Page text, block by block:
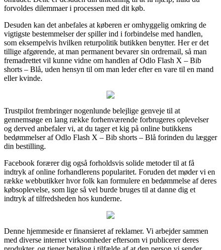
forvoldes dilemmaer i processen med dit køb.
Desuden kan det anbefales at køberen er omhyggelig omkring de
vigtigste bestemmelser der spiller ind i forbindelse med handlen,
som eksempelvis hvilken returpolitik butikken benytter. Her er det
tillige afgørende, at man permanent bevarer sin ordremail, så man
fremadrettet vil kunne vidne om handlen af Odlo Flash X – Bib
shorts – Blå, uden hensyn til om man leder efter en vare til en mand
eller kvinde.
Trustpilot frembringer nogenlunde belejlige genveje til at
gennemsøge en lang række forhenværende forbrugeres oplevelser
og derved anbefaler vi, at du tager et kig på online butikkens
bedømmelser af Odlo Flash X – Bib shorts – Blå forinden du lægger
din bestilling.
Facebook forærer dig også forholdsvis solide metoder til at få
indtryk af online forhandlerens popularitet. Foruden det møder vi en
række webbutikker hvor folk kan formulere en bedømmelse af deres
købsoplevelse, som lige så vel burde bruges til at danne dig et
indtryk af tilfredsheden hos kunderne.
Denne hjemmeside er finansieret af reklamer. Vi arbejder sammen
med diverse internet virksomheder eftersom vi publicerer deres